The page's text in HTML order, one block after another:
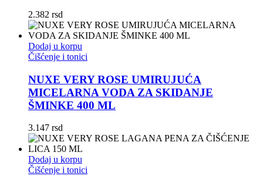
2.382 rsd
Dodaj u korpu
Čišćenje i tonici
NUXE VERY ROSE UMIRUJUĆA
MICELARNA VODA ZA SKIDANJE
ŠMINKE 400 ML
3.147 rsd
Dodaj u korpu
Čišćenje i tonici